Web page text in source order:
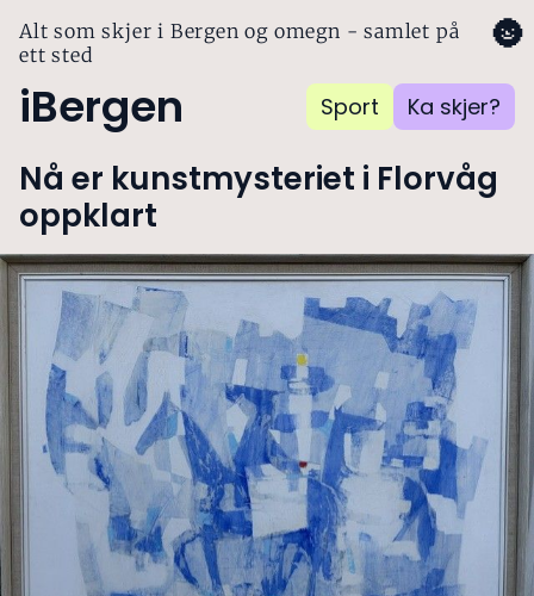
Alt som skjer i Bergen og omegn - samlet på
ett sted
iBergen Sport Ka skjer?
🌚
Nå er kunstmysteriet i Florvåg
oppklart